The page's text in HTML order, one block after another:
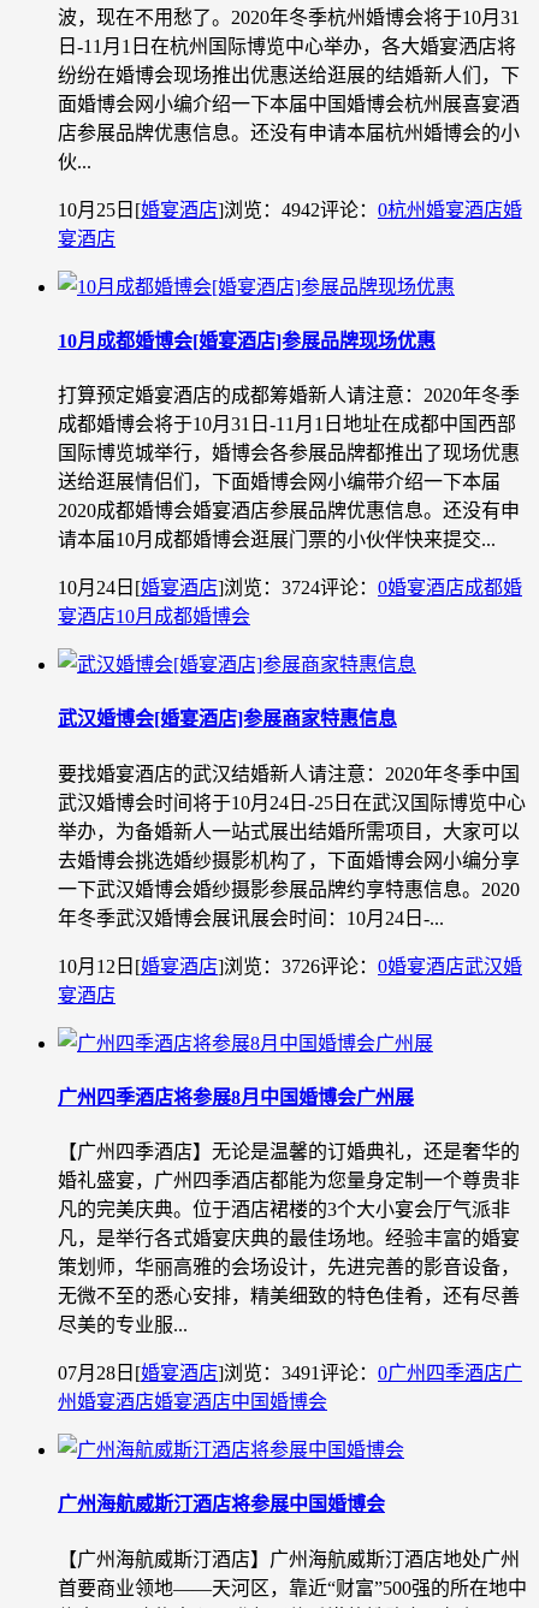
波，现在不用愁了。2020年冬季杭州婚博会将于10月31
日-11月1日在杭州国际博览中心举办，各大婚宴洒店将
纷纷在婚博会现场推出优惠送给逛展的结婚新人们，下
面婚博会网小编介绍一下本届中国婚博会杭州展喜宴酒
店参展品牌优惠信息。还没有申请本届杭州婚博会的小
伙...
10月25日 [婚宴酒店]浏览：4942评论： 0杭州婚宴酒店婚
宴酒店
10月成都婚博会[婚宴酒店]参展品牌现场优惠
打算预定婚宴酒店的成都筹婚新人请注意：2020年冬季
成都婚博会将于10月31日-11月1日地址在成都中国西部
国际博览城举行，婚博会各参展品牌都推出了现场优惠
送给逛展情侣们，下面婚博会网小编带介绍一下本届
2020成都婚博会婚宴酒店参展品牌优惠信息。还没有申
请本届10月成都婚博会逛展门票的小伙伴快来提交...
10月24日 [婚宴酒店]浏览：3724评论： 0婚宴酒店成都婚
宴酒店10月成都婚博会
武汉婚博会[婚宴酒店]参展商家特惠信息
要找婚宴酒店的武汉结婚新人请注意：2020年冬季中国
武汉婚博会时间将于10月24日-25日在武汉国际博览中心
举办，为备婚新人一站式展出结婚所需项目，大家可以
去婚博会挑选婚纱摄影机构了，下面婚博会网小编分享
一下武汉婚博会婚纱摄影参展品牌约享特惠信息。2020
年冬季武汉婚博会展讯展会时间：10月24日-...
10月12日 [婚宴酒店]浏览：3726评论： 0婚宴酒店武汉婚
宴酒店
广州四季酒店将参展8月中国婚博会广州展
【广州四季酒店】无论是温馨的订婚典礼，还是奢华的
婚礼盛宴，广州四季酒店都能为您量身定制一个尊贵非
凡的完美庆典。位于酒店裙楼的3个大小宴会厅气派非
凡，是举行各式婚宴庆典的最佳场地。经验丰富的婚宴
策划师，华丽高雅的会场设计，先进完善的影音设备，
无微不至的悉心安排，精美细致的特色佳肴，还有尽善
尽美的专业服...
07月28日 [婚宴酒店]浏览：3491评论： 0广州四季酒店广
州婚宴酒店婚宴酒店中国婚博会
广州海航威斯汀酒店将参展中国婚博会
【广州海航威斯汀酒店】广州海航威斯汀酒店地处广州
首要商业领地――天河区，靠近“财富”500强的所在地中